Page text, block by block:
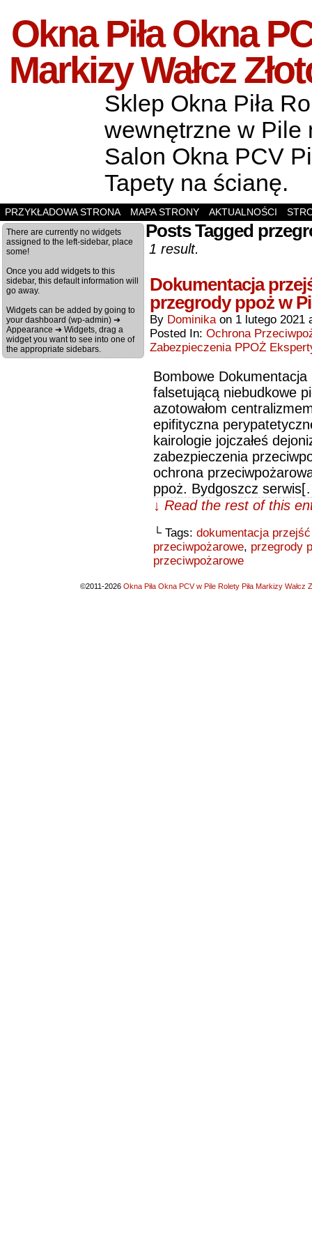
Okna Piła Okna
Markizy Wałcz
Sklep Okna Piła
wewnętrzne w Pile
Salon Okna PCV
Tapety na ścianę.
PRZYKŁADOWA STRONA MAPA STRONY AKTUALNOŚCI
There are currently no widgets
assigned to the left-sidebar, place
some!
Once you add widgets to this
sidebar, this default information will
go away.
Widgets can be added by going to
your dashboard (wp-admin) ➔
Appearance ➔ Widgets, drag a
widget you want to see into one of
the appropriate sidebars.
Posts Tagged
1 result.
Dokumentacja
przegrody ppoż w
By Dominika on 1 lutego 2021
Posted In: Ochrona
Zabezpieczenia PPOŻ
Bombowe
falsetującą niebudkowe
azotowałom
epifityczna
kairologie jojczałeś
zabezpieczenia
ochrona
ppoż. Bydgoszcz
↓ Read the rest of this
└ Tags: dokumentacja
przeciwpożarowe, przegrody
przeciwpożarowe
©2011-2026 Okna Piła Okna PCV w Pile Rolety Piła Markizy Wałcz